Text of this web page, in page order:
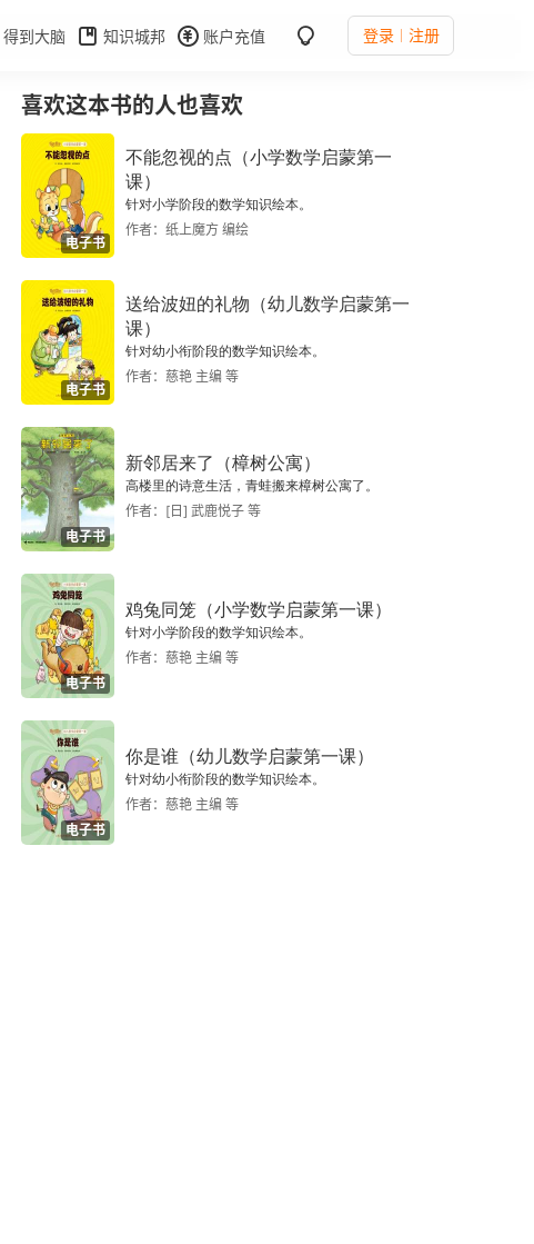
得到大脑 知识城邦 账户充值 登录 注册
喜欢这本书的人也喜欢
电子书
不能忽视的点（小学数学启蒙第一
课）
针对小学阶段的数学知识绘本。
作者：纸上魔方 编绘
电子书
送给波妞的礼物（幼儿数学启蒙第一
课）
针对幼小衔阶段的数学知识绘本。
作者：慈艳 主编 等
电子书
新邻居来了（樟树公寓）
高楼里的诗意生活，青蛙搬来樟树公寓了。
作者：[日] 武鹿悦子 等
电子书
鸡兔同笼（小学数学启蒙第一课）
针对小学阶段的数学知识绘本。
作者：慈艳 主编 等
电子书
你是谁（幼儿数学启蒙第一课）
针对幼小衔阶段的数学知识绘本。
作者：慈艳 主编 等